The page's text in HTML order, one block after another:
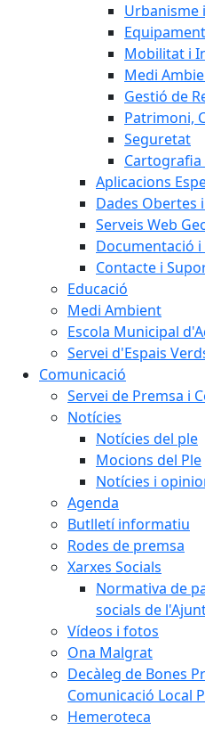
Urbanisme
Mobilitat i
Medi
Gestió de
Patrimoni,
Seguretat
Cartografia
Aplicacions
Dades Obertes
Serveis Web
Documentació i
Contacte i
Educació
Medi Ambient
Escola Municipal
Servei d'Espais
Comunicació
Servei de Premsa i
Notícies
Notícies del ple
Mocions del Ple
Notícies i
Agenda
Butlletí informatiu
Rodes de premsa
Xarxes Socials
Normativa de
socials de
Vídeos i fotos
Ona Malgrat
Decàleg de Bones
Comunicació Local
Hemeroteca